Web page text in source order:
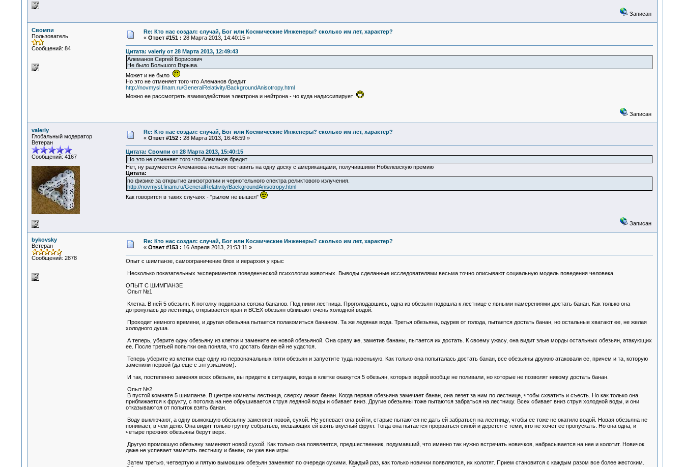
Записан
Свомпи
Пользователь
Сообщений: 84
Re: Кто нас создал: случай, Бог или Космические Инженеры? сколько им лет, характер?
« Ответ #151 : 28 Марта 2013, 14:40:15 »
Цитата: valeriy от 28 Марта 2013, 12:49:43
Алеманов Сергей Борисович
Не было Большого Взрыва.
Может и не было
Но это не отменяет того что Алеманов бредит
http://novmysl.finam.ru/GeneralRelativity/BackgroundAnisotropy.html
Можно ее рассмотреть взаимодействие электрона и нейтрона - чо куда надиссипирует
Записан
valeriy
Глобальный модератор
Ветеран
Сообщений: 4167
Re: Кто нас создал: случай, Бог или Космические Инженеры? сколько им лет, характер?
« Ответ #152 : 28 Марта 2013, 16:48:59 »
Цитата: Свомпи от 28 Марта 2013, 15:40:15
Но это не отменяет того что Алеманов бредит
Нет, ну разумеется Алеманова нельзя поставить на одну доску с американцами, получившими Нобелевскую премию
Цитата:
по физике за открытие анизотропии и чернотельного спектра реликтового излучения.
http://novmysl.finam.ru/GeneralRelativity/BackgroundAnisotropy.html
Как говорится в таких случаях - "рылом не вышел"
Записан
bykovsky
Ветеран
Сообщений: 2878
Re: Кто нас создал: случай, Бог или Космические Инженеры? сколько им лет, характер?
« Ответ #153 : 16 Апреля 2013, 21:53:11 »
Опыт с шимпанзе, самоограничение блох и иерархия у крыс
Несколько показательных экспериментов поведенческой психологии животных. Выводы сделанные исследователями весьма точно описывают социальную модель поведения человека.
ОПЫТ С ШИМПАНЗЕ
Опыт №1
Клетка. В ней 5 обезьян. К потолку подвязана связка бананов. Под ними лестница. Проголодавшись, одна из обезьян подошла к лестнице с явными намерениями достать банан. Как только она
дотронулась до лестницы, открывается кран и ВСЕХ обезьян обливают очень холодной водой.
Проходит немного времени, и другая обезьяна пытается полакомиться бананом. Та же ледяная вода. Третья обезьяна, одурев от голода, пытается достать банан, но остальные хватают ее, не желая
холодного душа.
А теперь, уберите одну обезьяну из клетки и замените ее новой обезьяной. Она сразу же, заметив бананы, пытается их достать. К своему ужасу, она видит злые морды остальных обезьян, атакующих
ее. После третьей попытки она поняла, что достать банан ей не удастся.
Теперь уберите из клетки еще одну из первоначальных пяти обезьян и запустите туда новенькую. Как только она попыталась достать банан, все обезьяны дружно атаковали ее, причем и та, которую
заменили первой (да еще с энтузиазмом).
И так, постепенно заменяя всех обезьян, вы придете к ситуации, когда в клетке окажутся 5 обезьян, которых водой вообще не поливали, но которые не позволят никому достать банан.
Опыт №2
В пустой комнате 5 шимпанзе. В центре комнаты лестница, сверху лежит банан. Когда первая обезьяна замечает банан, она лезет за ним по лестнице, чтобы схватить и съесть. Но как только она
приближается к фрукту, с потолка на нее обрушивается струя ледяной воды и сбивает вниз. Другие обезьяны тоже пытаются забраться на лестницу. Всех сбивает вниз струя холодной воды, и они
отказываются от попыток взять банан.
Воду выключают, а одну вымокшую обезьяну заменяют новой, сухой. Не успевает она войти, старые пытаются не дать ей забраться на лестницу, чтобы ее тоже не окатило водой. Новая обезьяна не
понимает, в чем дело. Она видит только группу собратьев, мешающих ей взять вкусный фрукт. Тогда она пытается прорваться силой и дерется с теми, кто не хочет ее пропускать. Но она одна, и
четыре прежних обезьяны берут верх.
Другую промокшую обезьяну заменяют новой сухой. Как только она появляется, предшественник, подумавший, что именно так нужно встречать новичков, набрасывается на нее и колотит. Новичок
даже не успевает заметить лестницу и банан, он уже вне игры.
Затем третью, четвертую и пятую вымокших обезьян заменяют по очереди сухими. Каждый раз, как только новички появляются, их колотят. Прием становится с каждым разом все более жестоким.